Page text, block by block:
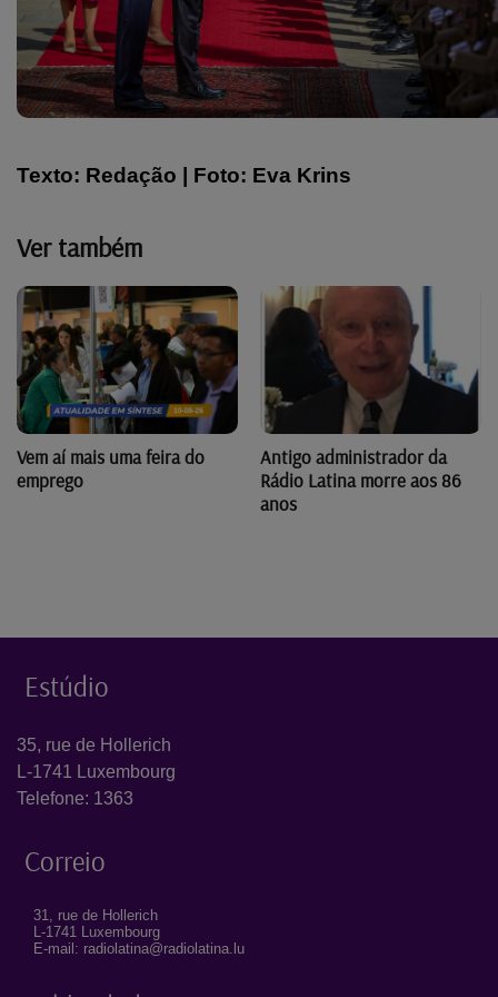
Texto: Redação | Foto: Eva Krins
Ver também
Vem aí mais uma feira do
emprego
Antigo administrador da
Rádio Latina morre aos 86
anos
Estúdio
35, rue de Hollerich
L-1741 Luxembourg
Telefone: 1363
Correio
31, rue de Hollerich
L-1741 Luxembourg
E-mail: radiolatina@radiolatina.lu